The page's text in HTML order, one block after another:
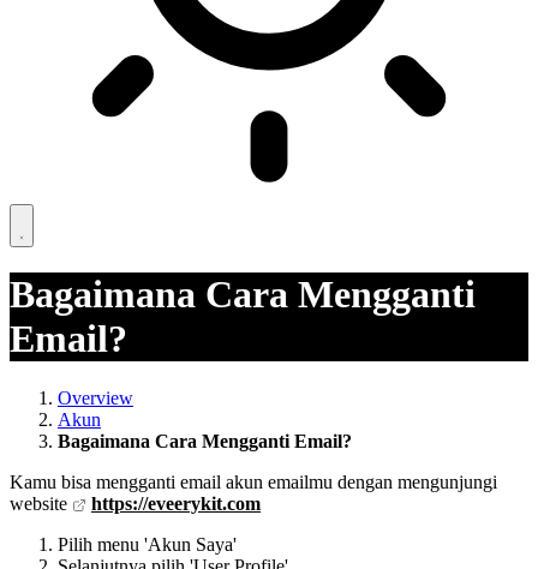
Bagaimana Cara Mengganti
Email?
Overview
Akun
Bagaimana Cara Mengganti Email?
Kamu bisa mengganti email akun emailmu dengan mengunjungi
website
https://eveerykit.com
Pilih menu 'Akun Saya'